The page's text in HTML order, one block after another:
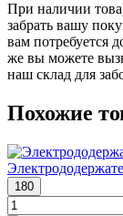
При наличии
забрать вашу
вам потребуется
же вы можете
наш склад для
Похожие
180